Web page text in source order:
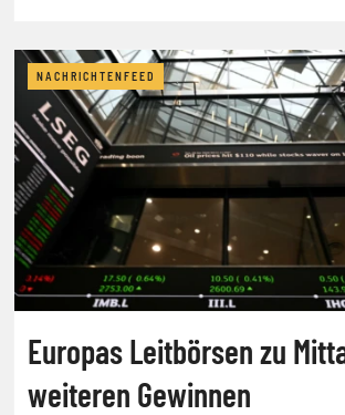
NACHRICHTENFEED
Europas Leitbörsen zu
weiteren Gewinnen